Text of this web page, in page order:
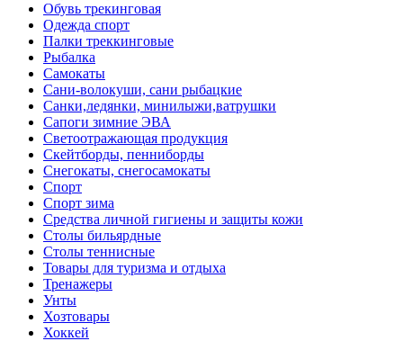
Обувь трекинговая
Одежда спорт
Палки треккинговые
Рыбалка
Самокаты
Сани-волокуши, сани рыбацкие
Санки,ледянки, минилыжи,ватрушки
Сапоги зимние ЭВА
Светоотражающая продукция
Скейтборды, пенниборды
Снегокаты, снегосамокаты
Спорт
Спорт зима
Средства личной гигиены и защиты кожи
Столы бильярдные
Столы теннисные
Товары для туризма и отдыха
Тренажеры
Унты
Хозтовары
Хоккей